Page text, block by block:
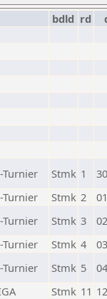
bdld rd
Turnier Stmk 1
Turnier Stmk 2
Turnier Stmk 3
Turnier Stmk 4
Turnier Stmk 5
Stmk 11